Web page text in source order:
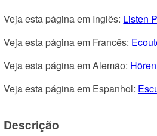
Veja esta página em Inglês: Listen
Veja esta página em Francês:
Veja esta página em Alemão:
Veja esta página em Espanhol:
Descrição